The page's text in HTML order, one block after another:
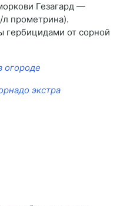
Гезагард —
прометрина).
гербицидами от сорной
огороде
экстра